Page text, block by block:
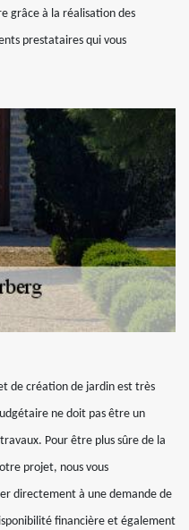
grâce à la réalisation des
prestataires qui vous
de création de jardin est très
ne doit pas être un
Pour être plus sûre de la
projet, nous vous
directement à une demande de
financière et également